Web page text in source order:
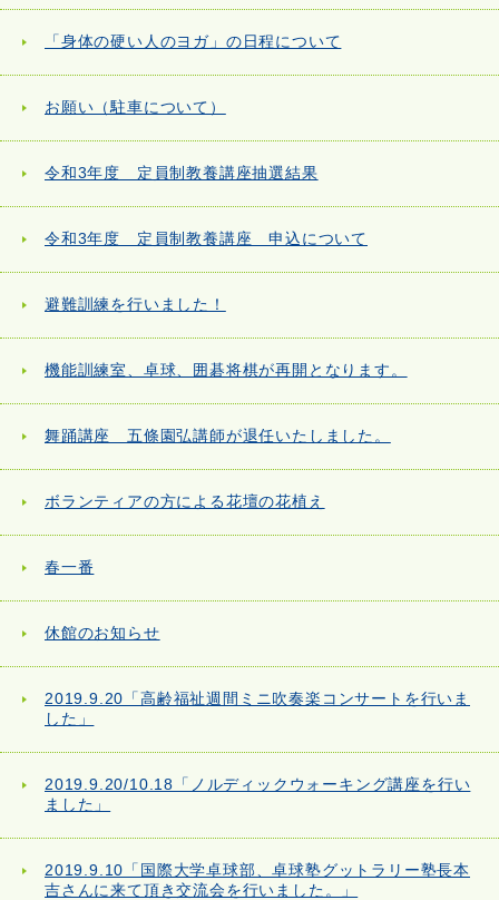
「身体の硬い人のヨガ」の日程について
お願い（駐車について）
令和3年度 定員制教養講座抽選結果
令和3年度 定員制教養講座 申込について
避難訓練を行いました！
機能訓練室、卓球、囲碁将棋が再開となります。
舞踊講座 五條園弘講師が退任いたしました。
ボランティアの方による花壇の花植え
春一番
休館のお知らせ
2019.9.20「高齢福祉週間ミニ吹奏楽コンサートを行いま
した」
2019.9.20/10.18「ノルディックウォーキング講座を行い
ました」
2019.9.10「国際大学卓球部、卓球塾グットラリー塾長本
吉さんに来て頂き交流会を行いました。」